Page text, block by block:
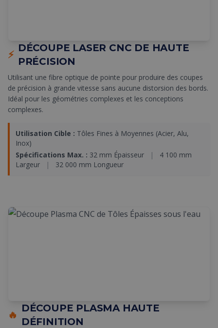
⚡
DÉCOUPE LASER CNC DE HAUTE
PRÉCISION
Utilisant une fibre optique de pointe pour produire des coupes
de précision à grande vitesse sans aucune distorsion des bords.
Idéal pour les géométries complexes et les conceptions
complexes.
Utilisation Cible : Tôles Fines à Moyennes (Acier, Alu,
Inox)
Spécifications Max. : 32 mm Épaisseur |
4 100 mm
Largeur
| 32 000 mm Longueur
🔥
DÉCOUPE PLASMA HAUTE
DÉFINITION